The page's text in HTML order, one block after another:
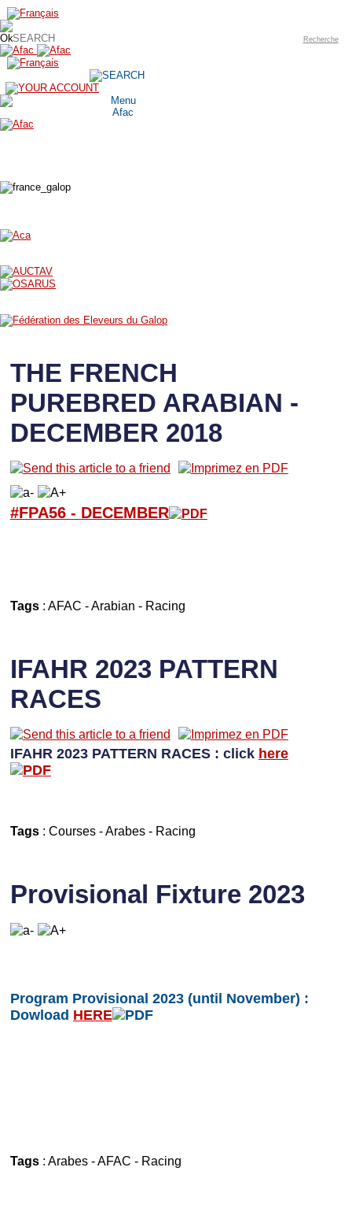
Recherche
THE FRENCH
PUREBRED ARABIAN -
DECEMBER 2018
#FPA56 - DECEMBER
Tags: AFAC -Arabian - Racing
IFAHR 2023 PATTERN
RACES
IFAHR 2023 PATTERN RACES : click here
Tags: Courses-Arabes- Racing
Provisional Fixture 2023
Program Provisional 2023 (until November) :
Dowload HERE
Tags: Arabes-AFAC - Racing